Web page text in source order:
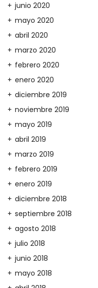
junio 2020
mayo 2020
abril 2020
marzo 2020
febrero 2020
enero 2020
diciembre 2019
noviembre 2019
mayo 2019
abril 2019
marzo 2019
febrero 2019
enero 2019
diciembre 2018
septiembre 2018
agosto 2018
julio 2018
junio 2018
mayo 2018